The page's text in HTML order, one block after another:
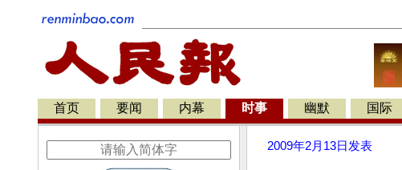
首页 要闻 内幕 时事 幽默 国际
2009年2月13日 发表